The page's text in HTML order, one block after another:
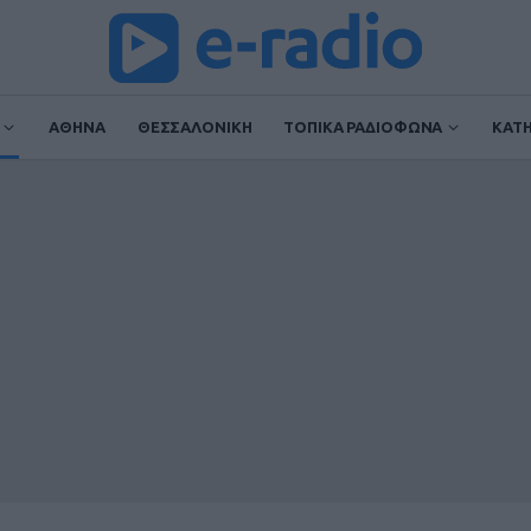
ΑΘΗΝΑ ΘΕΣΣΑΛΟΝΙΚΗ ΤΟΠΙΚΑ ΡΑΔΙΟΦΩΝΑ